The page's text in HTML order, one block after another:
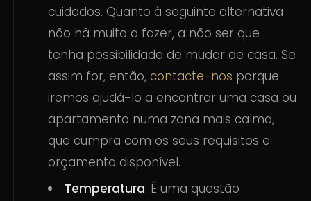
cuidados. Quanto à seguinte alternativa
não há muito a fazer, a não ser que
tenha possibilidade de mudar de casa. Se
assim for, então,contacte-nos porque
iremos ajudá-lo a encontrar uma casa ou
apartamento numa zona mais calma,
que cumpra com os seus requisitos e
orçamento disponível.
Temperatura: É uma questão